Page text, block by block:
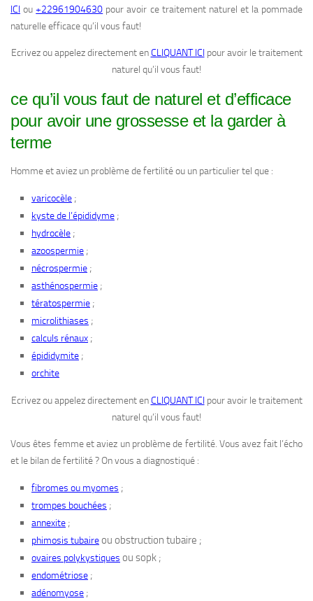
ICI ou+22961904630 pour avoir ce traitement naturel et la pommade
naturelle efficace qu’il vous faut!
Ecrivez ou appelez directement enCLIQUANT ICI pour avoir le traitement
naturel qu’il vous faut!
ce qu’il vous faut de naturel et d’efficace
pour avoir une grossesse et la garder à
terme
Homme et aviez un problème de fertilité ou un particulier tel que :
varicocèle ;
kyste de l’épididyme ;
hydrocèle ;
azoospermie ;
nécrospermie ;
asthénospermie ;
tératospermie ;
microlithiases ;
calculs rénaux ;
épididymite ;
orchite
Ecrivez ou appelez directement enCLIQUANT ICI pour avoir le traitement
naturel qu’il vous faut!
Vous êtes femme et aviez un problème de fertilité. Vous avez fait l’écho
et le bilan de fertilité ? On vous a diagnostiqué :
fibromes ou myomes ;
trompes bouchées ;
annexite ;
phimosis tubaireou obstruction tubaire ;
ovaires polykystiques ou sopk ;
endométriose ;
adénomyose ;